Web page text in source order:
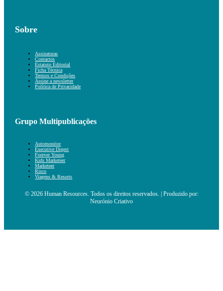
Sobre
Assinaturas
Contactos
Estatuto Editorial
Ficha Técnica
Termos e Condições
Assine a newsletter
Política de Privacidade
Grupo Multipublicações
Automonitor
Executive Digest
Forever Young
Kids Marketeer
Marketeer
Risco
Viagens & Resorts
© 2026 Human Resources. Todos os direitos reservados. | Produzido por:
Neurónio Criativo